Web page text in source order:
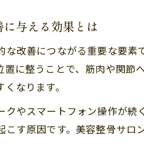
与える効果とは
な改善につながる重要な要
置に整うことで、筋肉や関
なります。
クやスマートフォン操作が
こす原因です。美容整骨サ